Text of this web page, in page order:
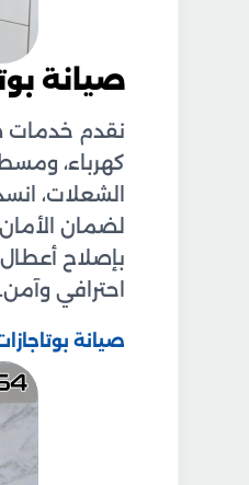
صيانة
نقدم خدمات
الشعلات،
لضمان
بإصلاح
احترافي وآمن.
صيانة